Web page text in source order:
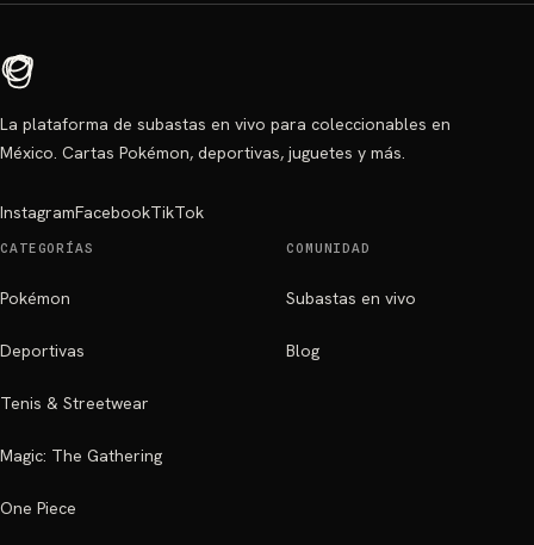
La plataforma de subastas en vivo para coleccionables en
México. Cartas Pokémon, deportivas, juguetes y más.
InstagramFacebookTikTok
CATEGORÍAS
Pokémon
Deportivas
Tenis & Streetwear
Magic: The Gathering
One Piece
COMUNIDAD
Subastas en vivo
Blog